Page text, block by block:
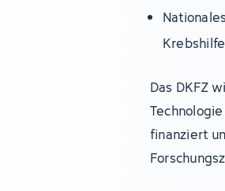
Das DKFZ
finanziert